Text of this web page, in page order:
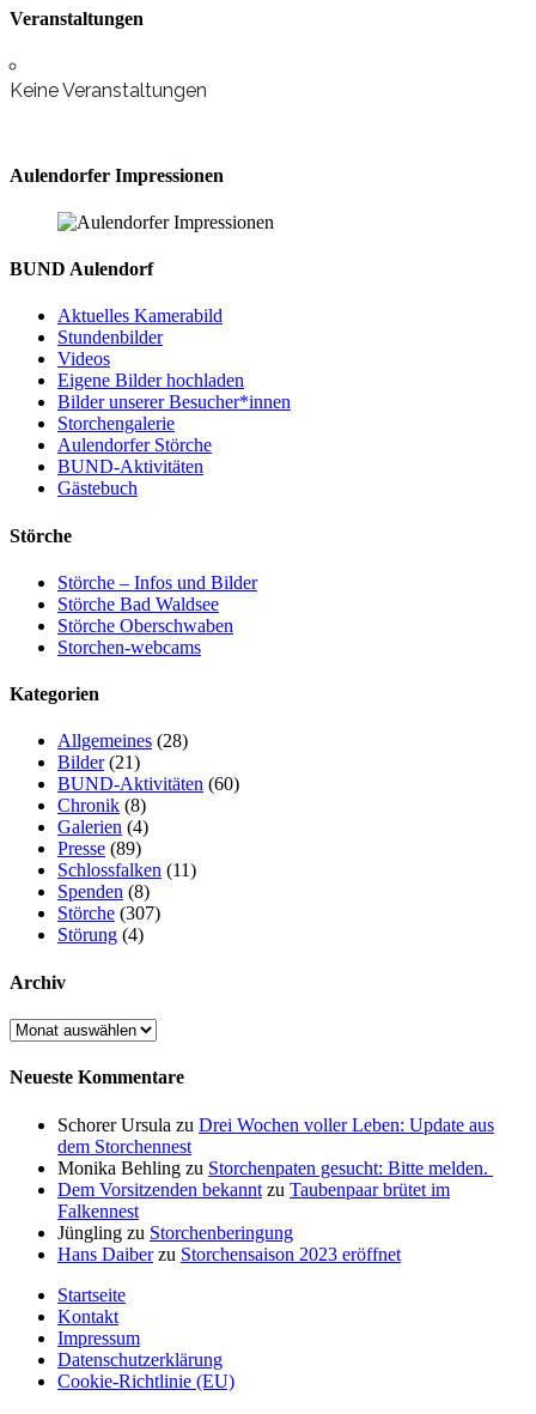
Veranstaltungen
Keine Veranstaltungen
Aulendorfer Impressionen
BUND Aulendorf
Aktuelles Kamerabild
Stundenbilder
Videos
Eigene Bilder hochladen
Bilder unserer Besucher*innen
Storchengalerie
Aulendorfer Störche
BUND-Aktivitäten
Gästebuch
Störche
Störche – Infos und Bilder
Störche Bad Waldsee
Störche Oberschwaben
Storchen-webcams
Kategorien
Allgemeines (28)
Bilder(21)
BUND-Aktivitäten (60)
Chronik (8)
Galerien (4)
Presse (89)
Schlossfalken (11)
Spenden (8)
Störche (307)
Störung (4)
Archiv
Archiv
Neueste Kommentare
Schorer Ursula zu Drei Wochen voller Leben: Update aus
dem Storchennest
Monika Behling zu Storchenpaten gesucht: Bitte melden.
Dem Vorsitzenden bekannt zu Taubenpaar brütet im
Falkennest
Jüngling zu Storchenberingung
Hans Daiberzu Storchensaison 2023 eröffnet
Startseite
Kontakt
Impressum
Datenschutzerklärung
Cookie-Richtlinie (EU)